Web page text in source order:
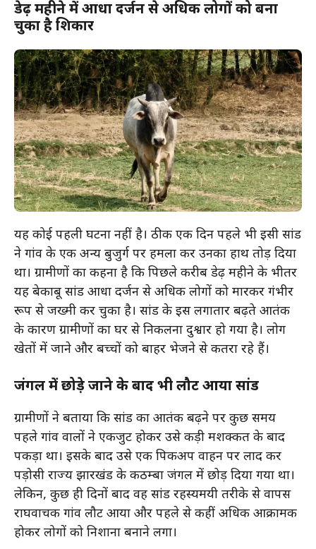
डेढ़ महीने में आधा दर्जन से अधिक लोगों को बना
चुका है शिकार
यह कोई पहली घटना नहीं है। ठीक एक दिन पहले भी इसी सांड
ने गांव के एक अन्य बुजुर्ग पर हमला कर उनका हाथ तोड़ दिया
था। ग्रामीणों का कहना है कि पिछले करीब डेढ़ महीने के भीतर
यह बेकाबू सांड आधा दर्जन से अधिक लोगों को मारकर गंभीर
रूप से जख्मी कर चुका है। सांड के इस लगातार बढ़ते आतंक
के कारण ग्रामीणों का घर से निकलना दुश्वार हो गया है। लोग
खेतों में जाने और बच्चों को बाहर भेजने से कतरा रहे हैं।
जंगल में छोड़े जाने के बाद भी लौट आया सांड
ग्रामीणों ने बताया कि सांड का आतंक बढ़ने पर कुछ समय
पहले गांव वालों ने एकजुट होकर उसे कड़ी मशक्कत के बाद
पकड़ा था। इसके बाद उसे एक पिकअप वाहन पर लाद कर
पड़ोसी राज्य झारखंड के कठम्बा जंगल में छोड़ दिया गया था।
लेकिन, कुछ ही दिनों बाद वह सांड रहस्यमयी तरीके से वापस
राघवाचक गांव लौट आया और पहले से कहीं अधिक आक्रामक
होकर लोगों को निशाना बनाने लगा।